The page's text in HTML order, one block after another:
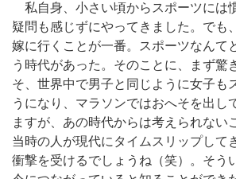
私自身、小さい頃からスポーツには
疑問も感じずにやってきました。でも
嫁に行くことが一番。スポーツなんて
う時代があった。そのことに、まず驚
そ、世界中で男子と同じように女子も
うになり、マラソンではおへそを出し
ますが、あの時代からは考えられない
当時の人が現代にタイムスリップして
衝撃を受けるでしょうね（笑）。そう